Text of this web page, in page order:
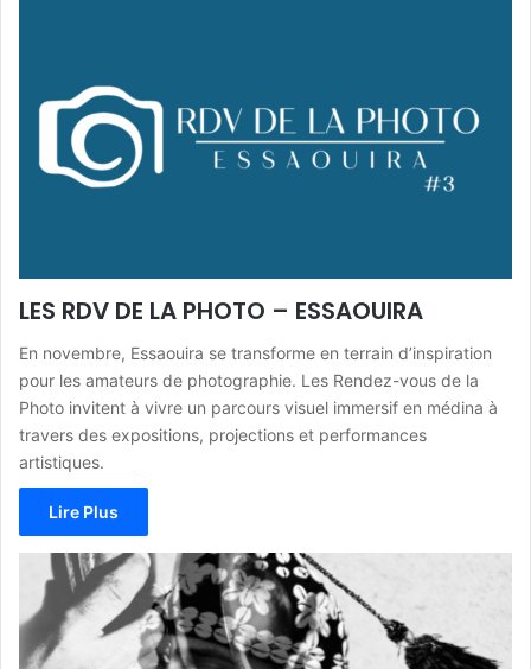
LES RDV DE LA PHOTO – ESSAOUIRA
En novembre, Essaouira se transforme en terrain d’inspiration
pour les amateurs de photographie. Les Rendez-vous de la
Photo invitent à vivre un parcours visuel immersif en médina à
travers des expositions, projections et performances
artistiques.
Lire Plus